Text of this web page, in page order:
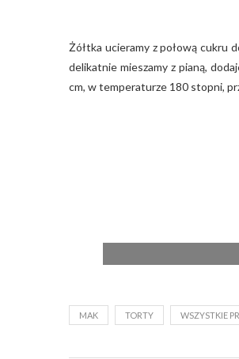
Żółtka ucieramy z połową cukru
delikatnie mieszamy z pianą,
cm, w temperaturze 180 stopni,
MAK TORTY WSZYSTKIE